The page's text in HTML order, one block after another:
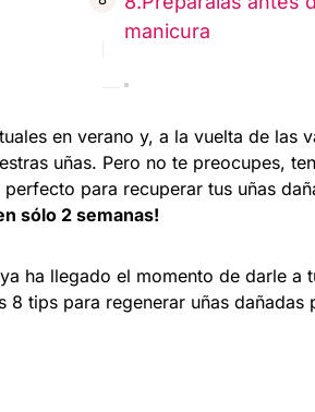
manicura
en verano y, a la vuelta de las
uñas. Pero no te preocupes,
perfecto para recuperar tus uñas
sólo 2 semanas!
ha llegado el momento de darle a
8 tips para regenerar uñas dañadas